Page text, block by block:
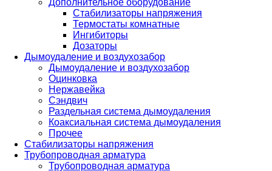
Дополнительное оборудование
Стабилизаторы напряжения
Термостаты комнатные
Ингибиторы
Дозаторы
Дымоудаление и воздухозабор
Дымоудаление и воздухозабор
Оцинковка
Нержавейка
Сэндвич
Раздельная система дымоудаления
Коаксиальная система дымоудаления
Прочее
Стабилизаторы напряжения
Трубопроводная арматура
Трубопроводная арматура